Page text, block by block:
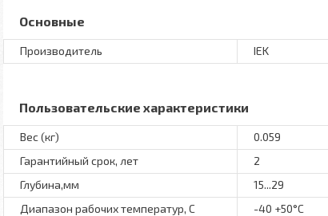
Основные
Производитель IEK
Пользовательские характеристики
Вес (кг)
0.059
Гарантийный срок, лет
2
Глубина,мм
15...29
Диапазон рабочих температур, С
-40 +50°C